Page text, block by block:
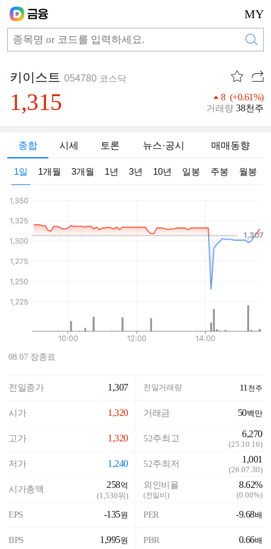
MY
키이스트 054780 코스닥
1,315 8 (+0.61%)
거래량 38천주
종합 시세 토론 뉴스·공시 매매동향
1일 1개월 3개월 1년 3년 10년 일봉 주봉 월봉
08.07 장종료
전일종가 1,307
시가 1,320
고가 1,320
저가 1,240
시가총액 258억
(1,530위)
EPS -135원
BPS 1,995원
전일거래량 11천주
거래금 50백만
52주최고 6,270
(25.10.16)
52주최저 1,001
(26.07.30)
외인비율
(전일비)
8.62%
(0.00%)
PER -9.68배
PBR 0.66배